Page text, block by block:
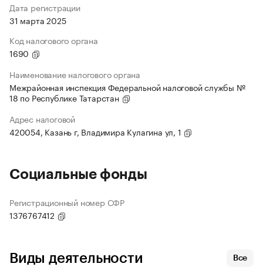
Дата регистрации
31 марта 2025
Код налогового органа
1690
Наименование налогового органа
Межрайонная инспекция Федеральной налоговой службы №
18 по Республике Татарстан
Адрес налоговой
420054, Казань г, Владимира Кулагина ул, 1
Социальные фонды
Регистрационный номер СФР
1376767412
Виды деятельности Все